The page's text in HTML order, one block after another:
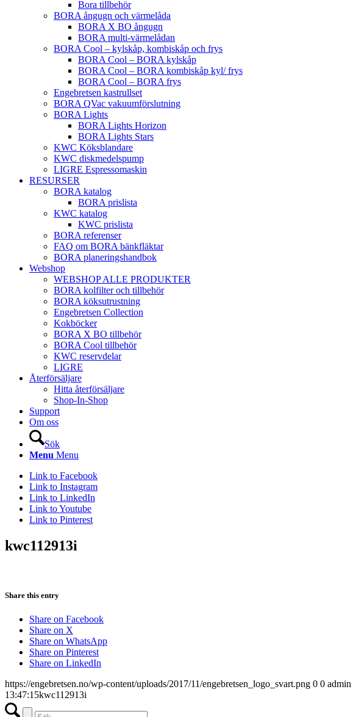
Bora tillbehör
BORA ångugn och värmelåda
BORA X BO ångugn
BORA multi-värmelådan
BORA Cool – kylskåp, kombiskåp och frys
BORA Cool – BORA kylskåp
BORA Cool – BORA kombiskåp kyl/ frys
BORA Cool – BORA frys
Engebretsen kastrullset
BORA QVac vakuumförslutning
BORA Lights
BORA Lights Horizon
BORA Lights Stars
KWC Köksblandare
KWC diskmedelspump
LIGRE Espressomaskin
RESURSER
BORA katalog
BORA prislista
KWC katalog
KWC prislista
BORA referenser
FAQ om BORA bänkfläktar
BORA planeringshandbok
Webshop
WEBSHOP ALLE PRODUKTER
BORA kolfilter och tillbehör
BORA köksutrustning
Engebretsen Collection
Kokböcker
BORA X BO tillbehör
BORA Cool tillbehör
KWC reservdelar
LIGRE
Återförsäljare
Hitta återförsäljare
Shop-In-Shop
Support
Om oss
Sök
Menu Menu
Link to Facebook
Link to Instagram
Link to LinkedIn
Link to Youtube
Link to Pinterest
kwc112913i
Share this entry
Share on Facebook
Share on X
Share on WhatsApp
Share on Pinterest
Share on LinkedIn
https://engebretsen.no/wp-content/uploads/2017/11/engebretsen_logo_svart.png 0 0 admin
13:47:15kwc112913i